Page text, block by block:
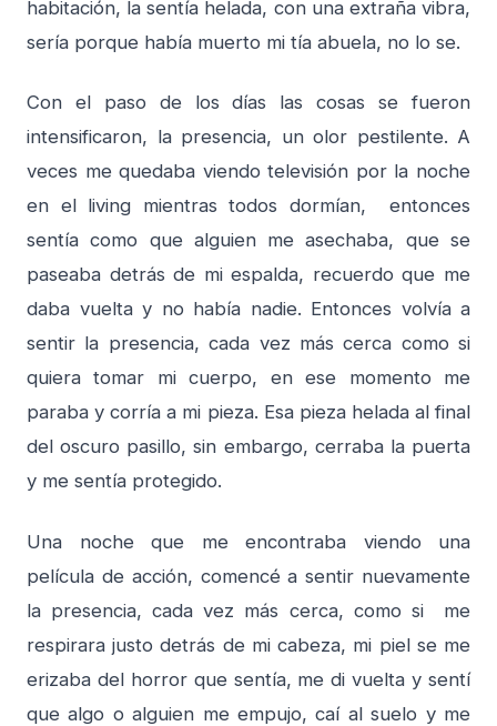
habitación, la sentía helada, con una extraña vibra,
sería porque había muerto mi tía abuela, no lo se.
Con el paso de los días las cosas se fueron
intensificaron, la presencia, un olor pestilente. A
veces me quedaba viendo televisión por la noche
en el living mientras todos dormían, entonces
sentía como que alguien me asechaba, que se
paseaba detrás de mi espalda, recuerdo que me
daba vuelta y no había nadie. Entonces volvía a
sentir la presencia, cada vez más cerca como si
quiera tomar mi cuerpo, en ese momento me
paraba y corría a mi pieza. Esa pieza helada al final
del oscuro pasillo, sin embargo, cerraba la puerta
y me sentía protegido.
Una noche que me encontraba viendo una
película de acción, comencé a sentir nuevamente
la presencia, cada vez más cerca, como si me
respirara justo detrás de mi cabeza, mi piel se me
erizaba del horror que sentía, me di vuelta y sentí
que algo o alguien me empujo, caí al suelo y me